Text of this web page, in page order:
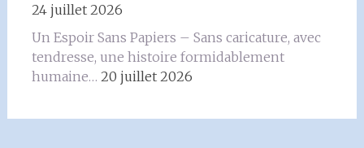
24 juillet 2026
Un Espoir Sans Papiers – Sans caricature, avec
tendresse, une histoire formidablement
humaine… 20 juillet 2026